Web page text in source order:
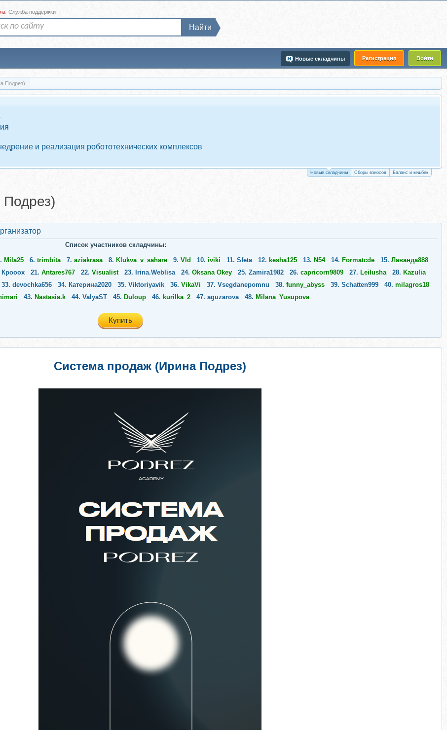
Регистрация Войти
Новые складчины
Служба поддержки
Найти
Подрез)
и реализация робототехнических комплексов
Новые складчины Сборы взносов Баланс и кешбек
Список участников складчины:
Mila25 6. trimbita 7. aziakrasa 8. Klukva_v_sahare 9. Vld 10. iviki 11. Sfeta 12. kesha125 13. N54 14. Formatcde 15. Лаванда888
Крооох 21. Antares767 22. Visualist 23. Irina.Weblisa 24. Oksana Okey 25. Zamira1982 26. capricorn9809 27. Leilusha 28. Kazulia
33. devochka656 34. Катерина2020 35. Viktoriyavik 36. VikaVi 37. Vsegdanepomnu 38. funny_abyss 39. Schatten999 40. milagros18
43. Nastasia.k 44. ValyaST 45. Duloup 46. kurilka_2 47. aguzarova 48. Milana_Yusupova
Купить
Система продаж (Ирина Подрез)